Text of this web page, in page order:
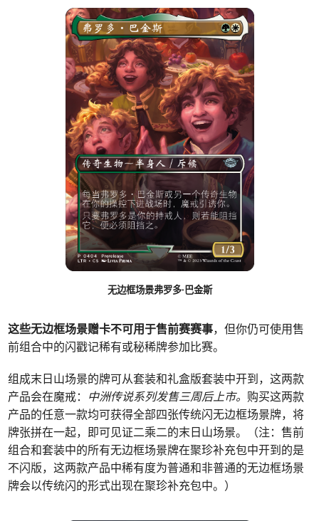
无边框场景弗罗多·巴金斯
这些无边框场景赠卡不可用于售前赛赛事，但你仍可使用售
前组合中的闪戳记稀有或秘稀牌参加比赛。
组成末日山场景的牌可从套装和礼盒版套装中开到，这两款
产品会在魔戒： 中洲传说系列发售三周后上市。 购买这两款
产品的任意一款均可获得全部四张传统闪无边框场景牌，将
牌张拼在一起，即可见证二乘二的末日山场景。（注：售前
组合和套装中的所有无边框场景牌在聚珍补充包中开到的是
不闪版，这两款产品中稀有度为普通和非普通的无边框场景
牌会以传统闪的形式出现在聚珍补充包中。）